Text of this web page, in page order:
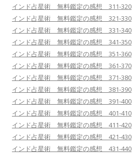
インド占星術 無料鑑定の感想 311-320
インド占星術 無料鑑定の感想 321-330
インド占星術 無料鑑定の感想 331-340
インド占星術 無料鑑定の感想 341-350
インド占星術 無料鑑定の感想 351-360
インド占星術 無料鑑定の感想 361-370
インド占星術 無料鑑定の感想 371-380
インド占星術 無料鑑定の感想 381-390
インド占星術 無料鑑定の感想 391-400
インド占星術 無料鑑定の感想 401-410
インド占星術 無料鑑定の感想 411-420
インド占星術 無料鑑定の感想 421-430
インド占星術 無料鑑定の感想 431-440